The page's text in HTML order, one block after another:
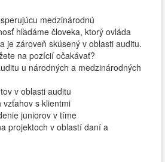
medzinárodnú
hľadáme človeka, ktorý ovláda
je zároveň skúsený v oblasti auditu.
na pozícií očakávať?
u národných a medzinárodných
v oblasti auditu
s klientmi
juniorov v tíme
projektoch v oblastí daní a